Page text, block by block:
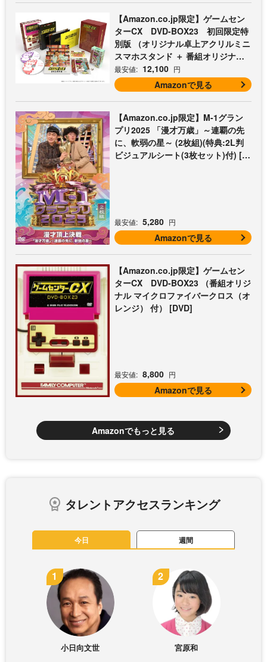
【Amazon.co.jp限定】ゲームセン
ターCX DVD-BOX23 初回限定特
別版 （オリジナル卓上アクリルミニ
スマホスタンド ＋ 番組オリジナル
マイクロファイバークロス（オレン
ジ） 付） [DVD]
最安値: 12,100 円
Amazonで見る
【Amazon.co.jp限定】M-1グラン
プリ2025 「漫才万歳」～連覇の先
に、軟弱の星～ (2枚組)(特典:2L判
ビジュアルシート(3枚セット)付) [D
最安値: 5,280 円
Amazonで見る
【Amazon.co.jp限定】ゲームセン
ターCX DVD-BOX23 （番組オリジ
ナル マイクロファイバークロス（オ
レンジ） 付） [DVD]
最安値: 8,800 円
Amazonで見る
Amazonでもっと見る
タレントアクセスランキング
今日 週間
小日向文世 宮原和